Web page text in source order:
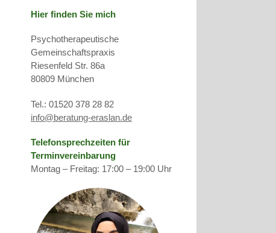
Hier finden Sie mich
Psychotherapeutische
Gemeinschaftspraxis
Riesenfeld Str. 86a
80809 München
Tel.: 01520 378 28 82
info@beratung-eraslan.de
Telefonsprechzeiten für
Terminvereinbarung
Montag – Freitag: 17:00 – 19:00 Uhr